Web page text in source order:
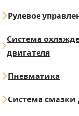
Рулевое
Система
двигателя
Пневматика
Система смазки